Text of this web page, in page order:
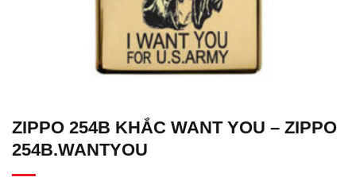
ZIPPO 254B KHẮC WANT YOU – ZIPPO
254B.WANTYOU